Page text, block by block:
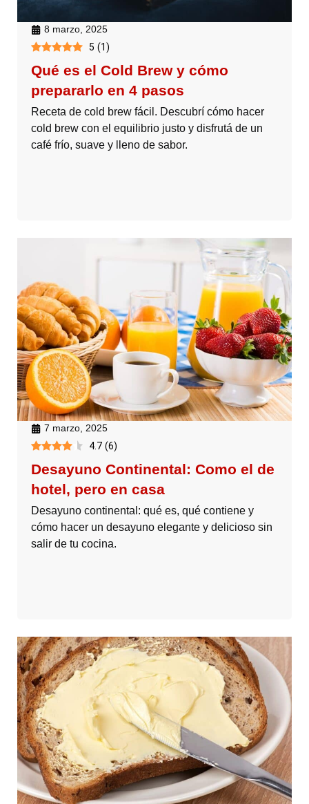
8 marzo, 2025
5 (1)
Qué es el Cold Brew y cómo
prepararlo en 4 pasos
Receta de cold brew fácil. Descubrí cómo hacer
cold brew con el equilibrio justo y disfrutá de un
café frío, suave y lleno de sabor.
7 marzo, 2025
4.7 (6)
Desayuno Continental: Como el de
hotel, pero en casa
Desayuno continental: qué es, qué contiene y
cómo hacer un desayuno elegante y delicioso sin
salir de tu cocina.